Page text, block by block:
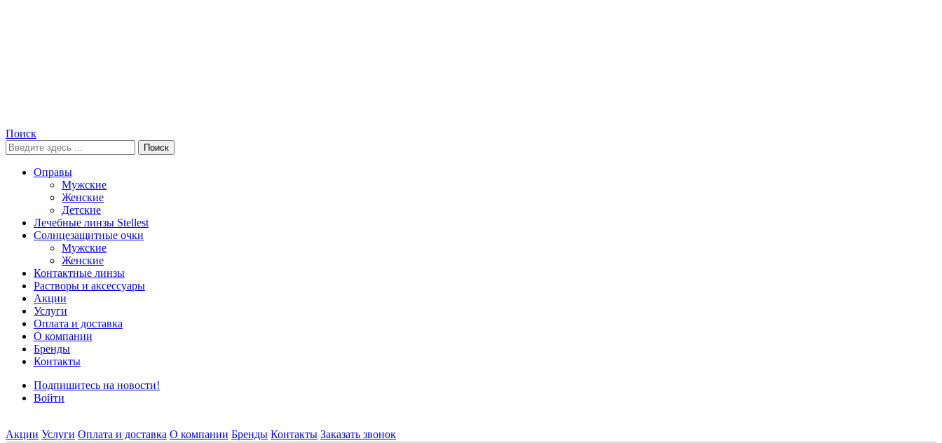
Поиск
Поиск
Оправы
Мужские
Женские
Детские
Лечебные линзы Stellest
Солнцезащитные очки
Мужские
Женские
Контактные линзы
Растворы и аксессуары
Акции
Услуги
Оплата и доставка
О компании
Бренды
Контакты
Подпишитесь на новости!
Войти
Акции Услуги Оплата и доставка О компании Бренды Контакты Заказать звонок